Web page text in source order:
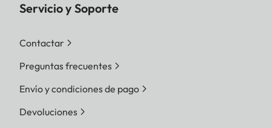
Servicio y Soporte
Contactar
Preguntas frecuentes
Envío y condiciones de pago
Devoluciones